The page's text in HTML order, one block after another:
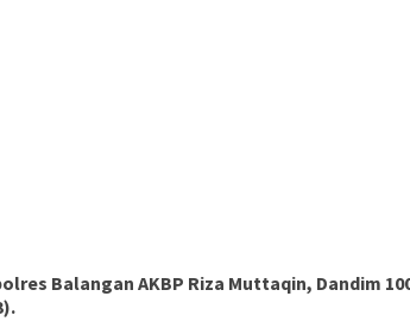
Balangan AKBP Riza Muttaqin, Dandim